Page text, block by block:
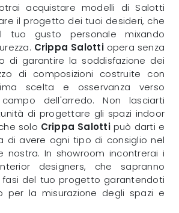
acquistare modelli di Salotti
il progetto dei tuoi desideri, che
tuo gusto personale mixando
Crippa Salottiopera senza
di garantire la soddisfazione dei
di composizioni costruite con
scelta e osservanza verso
dell'arredo. Non lasciarti
di progettare gli spazi indoor
solo Crippa Salottipuò darti e
di avere ogni tipo di consiglio nel
nostra. In showroom incontrerai i
designers, che sapranno
fasi del tuo progetto garantendoti
per la misurazione degli spazi e